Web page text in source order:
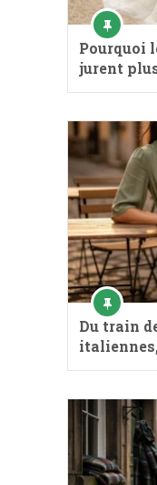
Pourquoi
jurent
Du train